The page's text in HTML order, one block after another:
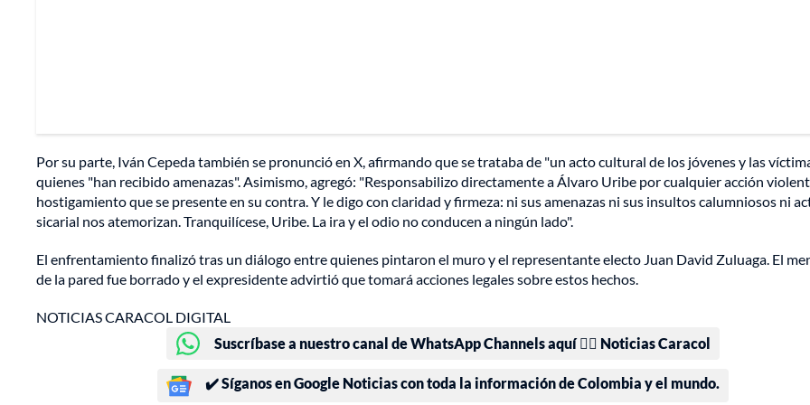
Por su parte, Iván Cepeda también se pronunció en X, afirmando que se trataba de "un acto cultural de los jóvenes y las
quienes "han recibido amenazas". Asimismo, agregó: "Responsabilizo directamente a Álvaro Uribe por cualquier acción
hostigamiento que se presente en su contra. Y le digo con claridad y firmeza: ni sus amenazas ni sus insultos calumniosos ni
sicarial nos atemorizan. Tranquilícese, Uribe. La ira y el odio no conducen a ningún lado".
El enfrentamiento finalizó tras un diálogo entre quienes pintaron el muro y el representante electo Juan David Zuluaga. El
de la pared fue borrado y el expresidente advirtió que tomará acciones legales sobre estos hechos.
NOTICIAS CARACOL DIGITAL
Suscríbase a nuestro canal de WhatsApp Channels aquí 👉🏻 Noticias Caracol
✔️ Síganos en Google Noticias con toda la información de Colombia y el mundo.